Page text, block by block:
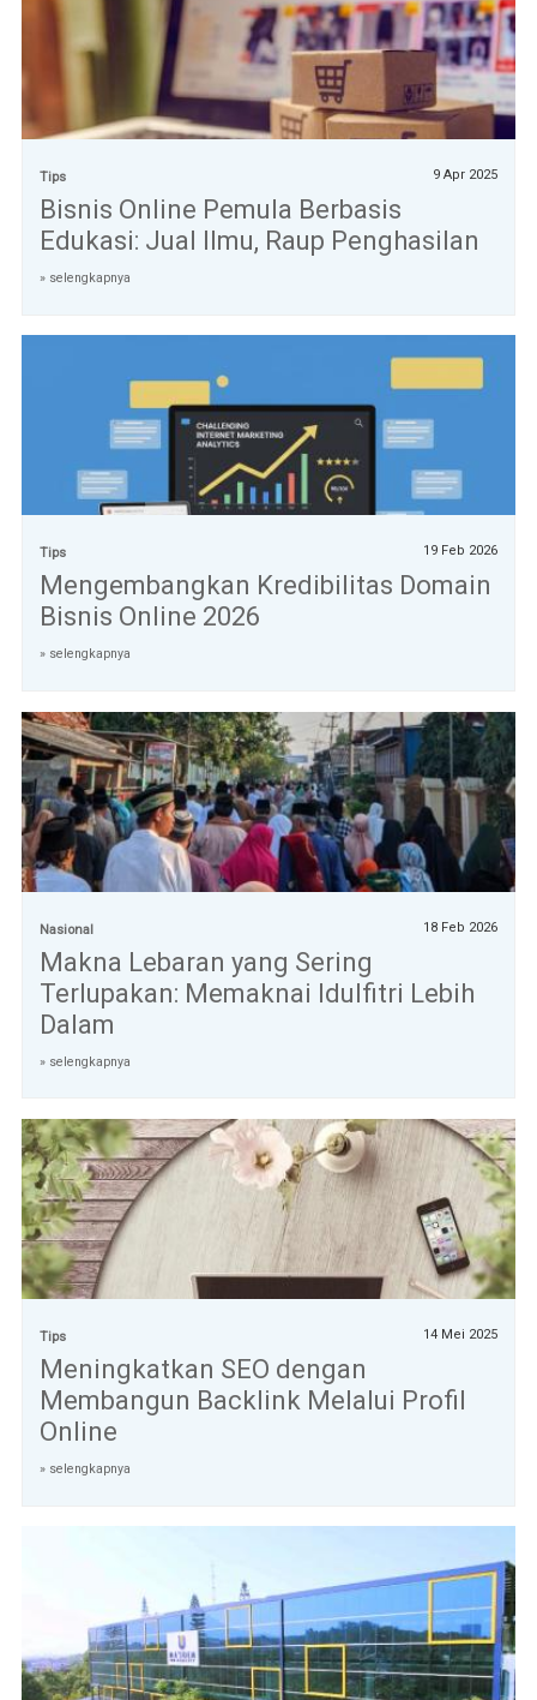
Tips 9 Apr 2025
Bisnis Online Pemula Berbasis
Edukasi: Jual Ilmu, Raup Penghasilan
» selengkapnya
Tips 19 Feb 2026
Mengembangkan Kredibilitas Domain
Bisnis Online 2026
» selengkapnya
Nasional 18 Feb 2026
Makna Lebaran yang Sering
Terlupakan: Memaknai Idulfitri Lebih
Dalam
» selengkapnya
Tips 14 Mei 2025
Meningkatkan SEO dengan
Membangun Backlink Melalui Profil
Online
» selengkapnya